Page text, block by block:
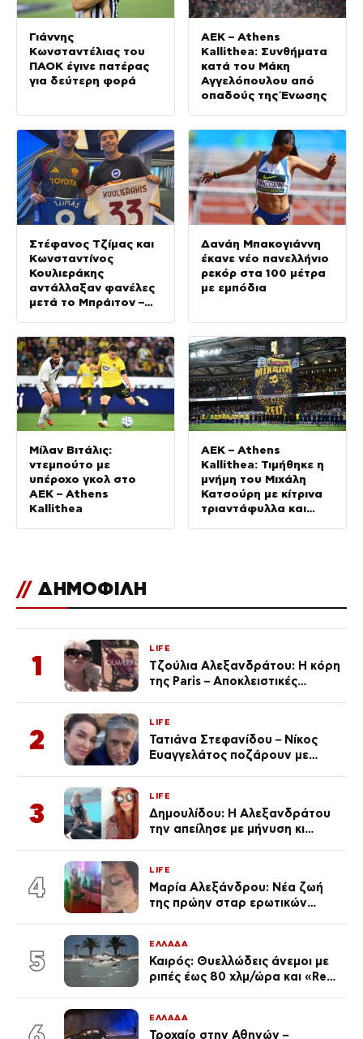
Γιάννης
Κωνσταντέλιας του
ΠΑΟΚ έγινε πατέρας
για δεύτερη φορά
ΑΕΚ – Athens
Kallithea: Συνθήματα
κατά του Μάκη
Αγγελόπουλου από
οπαδούς της Ένωσης
Στέφανος Τζίμας και
Κωνσταντίνος
Κουλιεράκης
αντάλλαξαν φανέλες
μετά το Μπράιτον –
Δανάη Μπακογιάννη
έκανε νέο πανελλήνιο
ρεκόρ στα 100 μέτρα
με εμπόδια
Μίλαν Βιτάλις:
ντεμπούτο με
υπέροχο γκολ στο
ΑΕΚ – Athens
Kallithea
ΑΕΚ – Athens
Kallithea: Τιμήθηκε η
μνήμη του Μιχάλη
Κατσούρη με κίτρινα
τριαντάφυλλα και
// ΔΗΜΟΦΙΛΗ
1
LIFE
Τζούλια Αλεξανδράτου: Η κόρη
της Paris – Αποκλειστικές
2
LIFE
Τατιάνα Στεφανίδου – Νίκος
Ευαγγελάτος ποζάρουν με
3
LIFE
Δημουλίδου: Η Αλεξανδράτου
την απείλησε με μήνυση κι
ποια είσαι σοκαρίστικα»
4
LIFE
Μαρία Αλεξάνδρου: Νέα ζωή
της πρώην σταρ ερωτικών
(Φωτογραφίες)
5
ΕΛΛΑΔΑ
Καιρός: Θυελλώδεις άνεμοι με
ριπές έως 80 χλμ/ώρα και «Red
ΕΛΛΑΔΑ
Τροχαίο στην Αθηνών –